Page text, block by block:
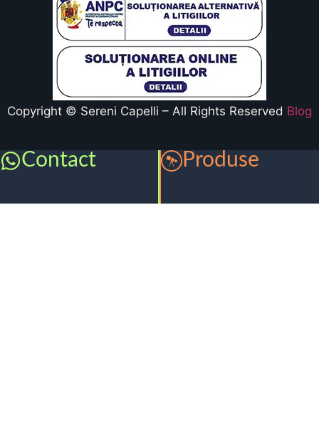
Copyright © Sereni Capelli – All Rights Reserved Blog
Contact Produse